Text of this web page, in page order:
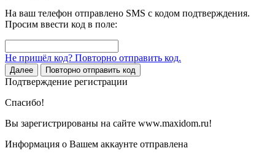
На ваш телефон отправлено SMS с кодом подтверждения.
Просим ввести код в поле:
Не пришёл код? Повторно отправить код.
Далее Повторно отправить код
Подтверждение регистрации
Спасибо!
Вы зарегистрированы на сайте www.maxidom.ru!
Информация о Вашем аккаунте отправлена